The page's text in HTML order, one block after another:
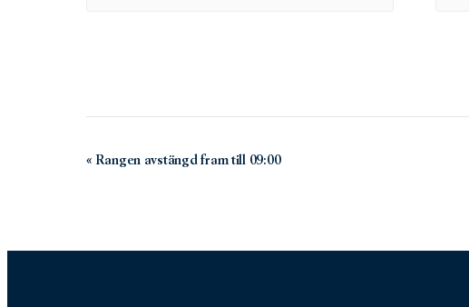
Evenemang-
«Rangen avstängd fram till 09:00